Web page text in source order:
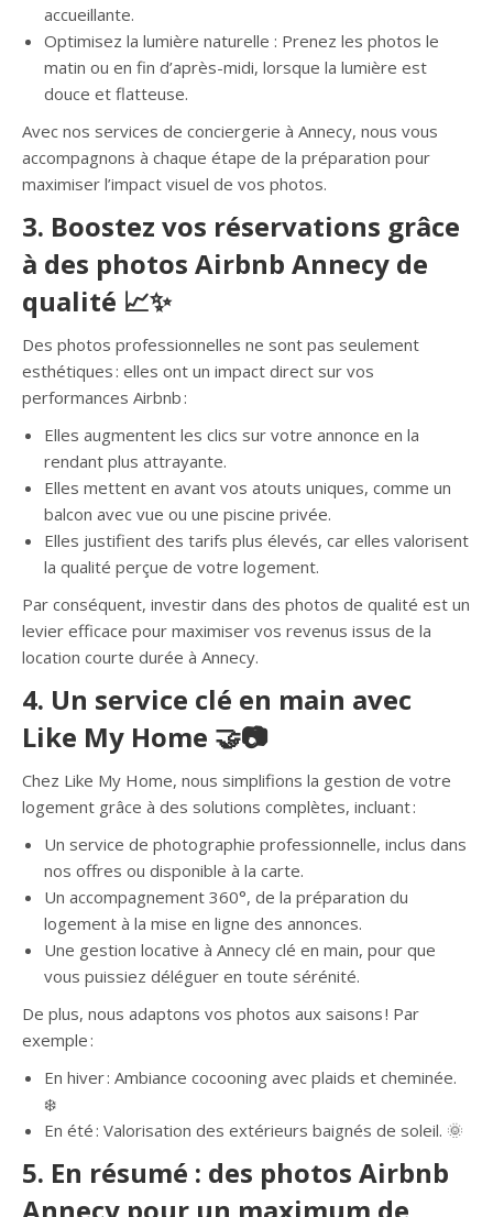
accueillante.
Optimisez la lumière naturelle : Prenez les photos le
matin ou en fin d’après-midi, lorsque la lumière est
douce et flatteuse.
Avec nos services de conciergerie à Annecy, nous vous
accompagnons à chaque étape de la préparation pour
maximiser l’impact visuel de vos photos.
3. Boostez vos réservations grâce
à des photos Airbnb Annecy de
qualité 📈✨
Des photos professionnelles ne sont pas seulement
esthétiques : elles ont un impact direct sur vos
performances Airbnb :
Elles augmentent les clics sur votre annonce en la
rendant plus attrayante.
Elles mettent en avant vos atouts uniques, comme un
balcon avec vue ou une piscine privée.
Elles justifient des tarifs plus élevés, car elles valorisent
la qualité perçue de votre logement.
Par conséquent, investir dans des photos de qualité est un
levier efficace pour maximiser vos revenus issus de la
location courte durée à Annecy.
4. Un service clé en main avec
Like My Home 🤝📷
Chez Like My Home, nous simplifions la gestion de votre
logement grâce à des solutions complètes, incluant :
Un service de photographie professionnelle, inclus dans
nos offres ou disponible à la carte.
Un accompagnement 360°, de la préparation du
logement à la mise en ligne des annonces.
Une gestion locative à Annecy clé en main, pour que
vous puissiez déléguer en toute sérénité.
De plus, nous adaptons vos photos aux saisons ! Par
exemple :
En hiver : Ambiance cocooning avec plaids et cheminée.
❄️
En été : Valorisation des extérieurs baignés de soleil. 🌞
5. En résumé : des photos Airbnb